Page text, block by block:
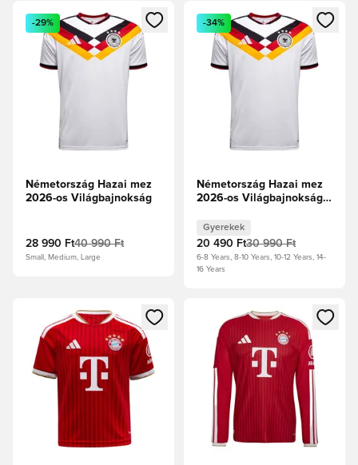
Megnyit egy modált a bejelentkezéshez vagy a tagként
-29%
Németország Hazai mez
2026-os Világbajnokság
28 990 Ft40 990 Ft
Small, Medium, Large
Megnyit egy modált a
-34%
Németország Hazai mez
2026-os Világbajnokság
Gyerekek
20 490 Ft30 990 Ft
6-8 Years, 8-10 Years, 10-12 Years, 14-
16 Years
Megnyit egy modált a bejelentkezéshez vagy a tagként
Megnyit egy modált a